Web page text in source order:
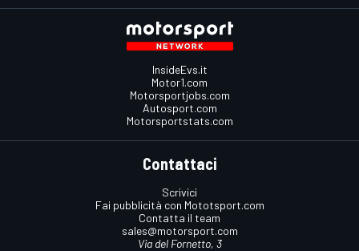
InsideEvs.it
Motor1.com
Motorsportjobs.com
Autosport.com
Motorsportstats.com
Contattaci
Scrivici
Fai pubblicità con Mototsport.com
Contatta il team
sales@motorsport.com
Via del Fornetto, 3